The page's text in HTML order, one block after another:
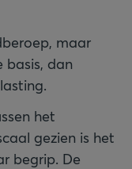
maar
dan
het
gezien is het
begrip. De